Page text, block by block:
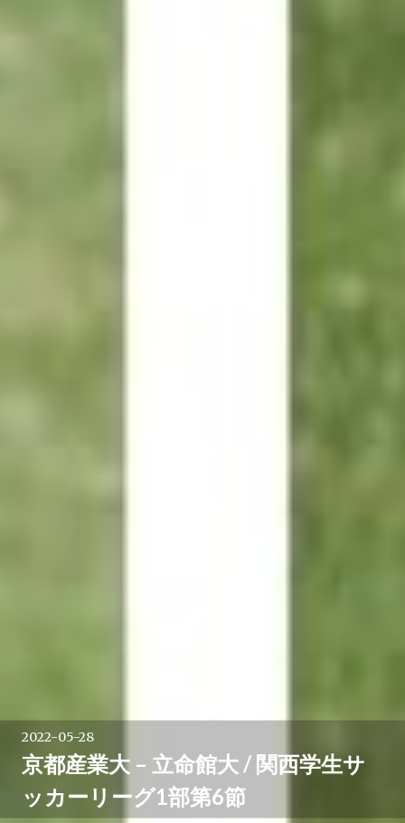
2022-05-28
京都産業大 – 立命館大 / 関西学生サ
ッカーリーグ1部第6節